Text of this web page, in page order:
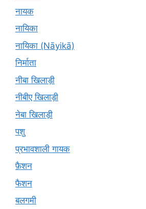
नायक
नायिका
नायिका (Nāyikā)
निर्माता
नीबा खिलाड़ी
नीबीए खिलाड़ी
नेबा खिलाड़ी
पशु
प्रभावशाली गायक
फ़ैशन
फैशन
बलगमी